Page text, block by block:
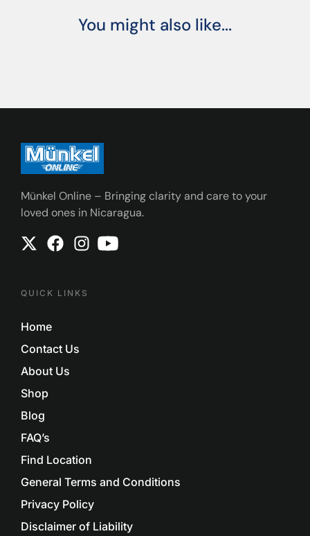
You might also like...
Münkel Online – Bringing clarity and care to your
loved ones in Nicaragua.
QUICK LINKS
Home
Contact Us
About Us
Shop
Blog
FAQ’s
Find Location
General Terms and Conditions
Privacy Policy
Disclaimer of Liability